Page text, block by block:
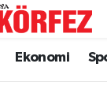
Ekonomi